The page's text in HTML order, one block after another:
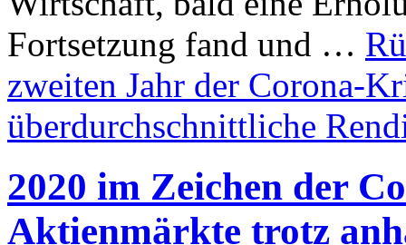
Fortsetzung fand und …
zweiten Jahr der Corona-
überdurchschnittliche
2020 im Zeichen der
Aktienmärkte trotz